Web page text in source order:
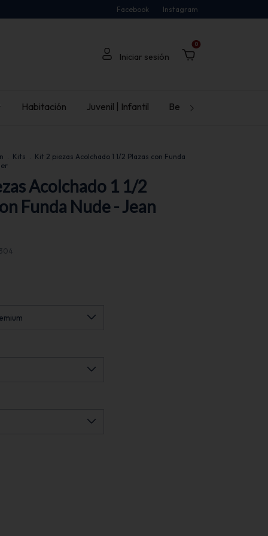
Facebook Instagram
0
Habitación Juvenil | Infantil Bebé
. Kits . Kit 2 piezas Acolchado 1 1/2 Plazas con Funda
Acolchado 1 1/2
Funda Nude - Jean